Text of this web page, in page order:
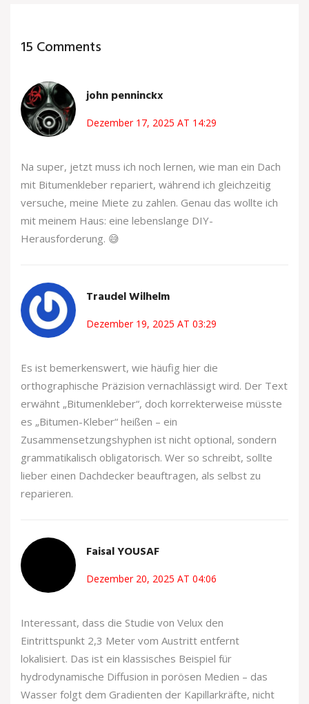
15 Comments
john penninckx
Dezember 17, 2025 AT 14:29
Na super, jetzt muss ich noch lernen, wie man ein Dach
mit Bitumenkleber repariert, während ich gleichzeitig
versuche, meine Miete zu zahlen. Genau das wollte ich
mit meinem Haus: eine lebenslange DIY-
Herausforderung. 😅
Traudel Wilhelm
Dezember 19, 2025 AT 03:29
Es ist bemerkenswert, wie häufig hier die
orthographische Präzision vernachlässigt wird. Der Text
erwähnt „Bitumenkleber“, doch korrekterweise müsste
es „Bitumen-Kleber“ heißen – ein
Zusammensetzungshyphen ist nicht optional, sondern
grammatikalisch obligatorisch. Wer so schreibt, sollte
lieber einen Dachdecker beauftragen, als selbst zu
reparieren.
Faisal YOUSAF
Dezember 20, 2025 AT 04:06
Interessant, dass die Studie von Velux den
Eintrittspunkt 2,3 Meter vom Austritt entfernt
lokalisiert. Das ist ein klassisches Beispiel für
hydrodynamische Diffusion in porösen Medien – das
Wasser folgt dem Gradienten der Kapillarkräfte, nicht